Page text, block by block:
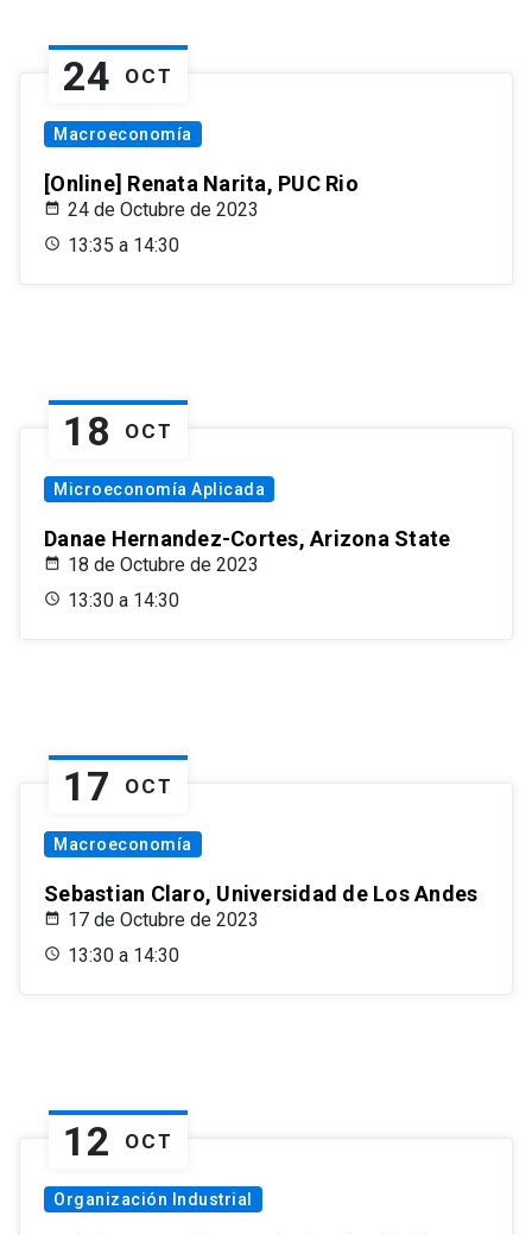
24 OCT
Macroeconomía
[Online] Renata Narita, PUC Rio
24 de Octubre de 2023
13:35 a 14:30
18 OCT
Microeconomía Aplicada
Danae Hernandez-Cortes, Arizona State
18 de Octubre de 2023
13:30 a 14:30
17 OCT
Macroeconomía
Sebastian Claro, Universidad de Los Andes
17 de Octubre de 2023
13:30 a 14:30
12 OCT
Organización Industrial